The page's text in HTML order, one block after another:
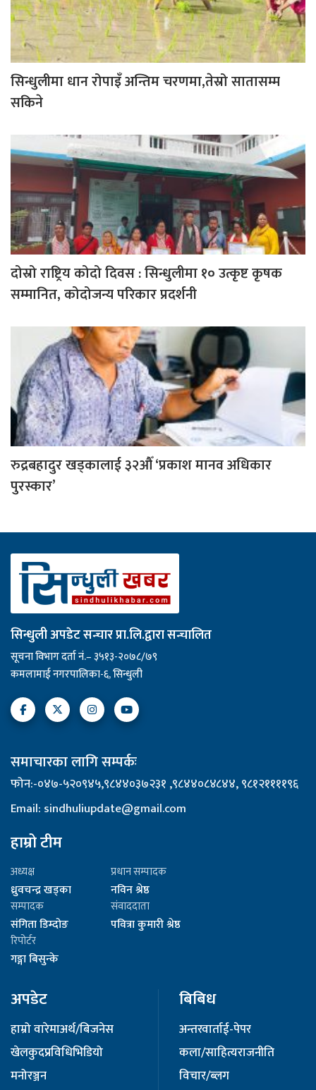
सिन्धुलीमा धान रोपाइँ अन्तिम चरणमा,तेस्रो सातासम्म
सकिने
दोस्रो राष्ट्रिय कोदो दिवस : सिन्धुलीमा १० उत्कृष्ट कृषक
सम्मानित, कोदोजन्य परिकार प्रदर्शनी
रुद्रबहादुर खड्कालाई ३२औँ ‘प्रकाश मानव अधिकार
पुरस्कार’
सिन्धुली अपडेट सन्चार प्रा.लि.द्वारा सन्चालित
सूचना विभाग दर्ता नं.– ३५१३-२०७८/७९
कमलामाई नगरपालिका-६, सिन्धुली
समाचारका लागि सम्पर्कः
फोन:-०४७-५२०९४५,९८४४०३७२३१ ,९८४४०८४८४४, ९८१२११११९६
Email: sindhuliupdate@gmail.com
हाम्रो टीम
अध्यक्ष
ध्रुवचन्द्र खड्का
प्रधान सम्पादक
नविन श्रेष्ठ
सम्पादक
संगिता डिम्दोङ
संवाददाता
पवित्रा कुमारी श्रेष्ठ
रिपोर्टर
गङ्गा बिसुन्के
अपडेट
हाम्रो वारेमाअर्थ/बिजनेस
खेलकुदप्रविधिभिडियो
मनोरञ्जन
बिबिध
अन्तरवार्ताई-पेपर
कला/साहित्यराजनीति
विचार/ब्लग